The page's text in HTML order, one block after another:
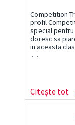
Competition
profil
special
doresc sa
in aceasta
…
Citește tot